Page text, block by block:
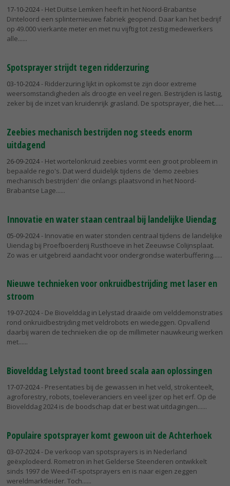
17-10-2024- Het Duitse Lemken heeft in het Noord-Brabantse
Dinteloord een splinternieuwe fabriek geopend. Daar kan het bedrijf
op 49.000 vierkante meter en met nu vijftig tot zestig medewerkers
alle...
Spotsprayer strijdt tegen ridderzuring
03-10-2024- Ridderzuring lijkt in opkomst te zijn door extreme
weersomstandigheden als droogte en veel regen. Bestrijden is lastig,
zeker bij de inzet van kruidenrijk grasland. De spotsprayer, die het...
Zeebies mechanisch bestrijden nog steeds enorm
uitdagend
26-09-2024- Het wortelonkruid zeebies vormt een groot probleem in
bepaalde regio's. Dat werd duidelijk tijdens de 'demo zeebies
mechanisch bestrijden' die onlangs plaatsvond in het Noord-
Brabantse Lage...
Innovatie en water staan centraal bij landelijke Uiendag
05-09-2024- Innovatie en water stonden centraal tijdens de landelijke
Uiendag bij Proefboerderij Rusthoeve in het Zeeuwse Colijnsplaat.
Zo was er uitgebreid aandacht voor ondergrondse waterbuffering...
Nieuwe technieken voor onkruidbestrijding met laser en
stroom
19-07-2024- De Biovelddag in Lelystad draaide om velddemonstraties
rond onkruidbestrijding met veldrobots en wiedeggen. Opvallend
daarbij waren de technieken die op de millimeter nauwkeurig werken
met...
Biovelddag Lelystad toont breed scala aan oplossingen
17-07-2024- Presentaties bij de gewassen in het veld, strokenteelt,
agroforestry, robots, toeleveranciers en veel ijzer op het erf. Op de
Biovelddag 2024 is de boodschap dat er best wat uitdagingen...
Populaire spotsprayer komt gewoon uit de Achterhoek
03-07-2024- De verkoop van spotsprayers is in Nederland
geëxplodeerd. Rometron in het Gelderse Steenderen ontwikkelt
sinds 1997 de Weed-IT-spotsprayers en is naar eigen zeggen
wereldmarktleider. Toch...